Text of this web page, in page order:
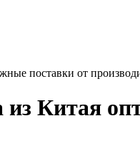
поставки от
Китая